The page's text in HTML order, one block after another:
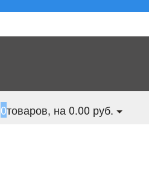
0товаров, на 0.00 руб.